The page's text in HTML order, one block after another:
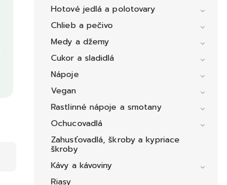
Hotové jedlá a polotovary
Chlieb a pečivo
Medy a džemy
Cukor a sladidlá
Nápoje
Vegan
Rastlinné nápoje a smotany
Ochucovadlá
Zahusťovadlá, škroby a kypriace
škroby
Kávy a kávoviny
Riasy